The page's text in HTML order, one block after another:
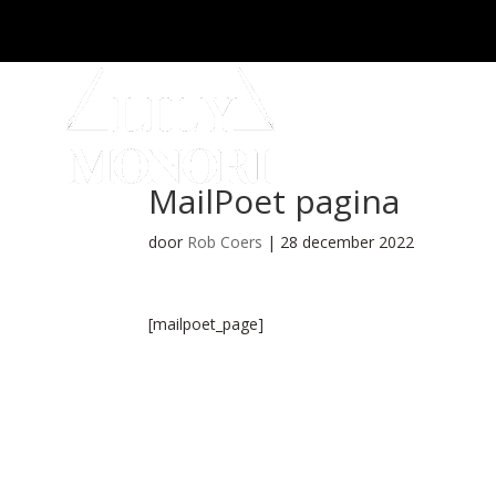
MailPoet pagina
door Rob Coers | 28 december 2022
[mailpoet_page]